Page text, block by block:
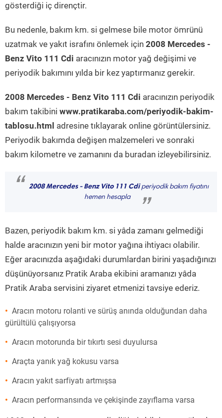
gösterdiği iç dirençtir.
Bu nedenle, bakım km. si gelmese bile motor ömrünü
uzatmak ve yakıt israfını önlemek için 2008 Mercedes -
Benz Vito 111 Cdi aracınızın motor yağ değişimi ve
periyodik bakımını yılda bir kez yaptırmanız gerekir.
2008 Mercedes - Benz Vito 111 Cdi aracınızın periyodik
bakım takibini www.pratikaraba.com/periyodik-bakim-
tablosu.html adresine tıklayarak online görüntülersiniz.
Periyodik bakımda değişen malzemeleri ve sonraki
bakım kilometre ve zamanını da buradan izleyebilirsiniz.
“ 2008 Mercedes - Benz Vito 111 Cdiperiyodik bakım fiyatını
hemen hesapla
”
Bazen, periyodik bakım km. si yâda zamanı gelmediği
halde aracınızın yeni bir motor yağına ihtiyacı olabilir.
Eğer aracınızda aşağıdaki durumlardan birini yaşadığınızı
düşünüyorsanız Pratik Araba ekibini aramanızı yâda
Pratik Araba servisini ziyaret etmenizi tavsiye ederiz.
Aracın motoru rolanti ve sürüş anında olduğundan daha
gürültülü çalışıyorsa
Aracın motorunda bir tıkırtı sesi duyulursa
Araçta yanık yağ kokusu varsa
Aracın yakıt sarfiyatı artmışsa
Aracın performansında ve çekişinde zayıflama varsa